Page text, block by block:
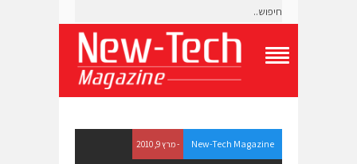
g
l
e
N
New-Tech Magazine - מרץ 9, 2010